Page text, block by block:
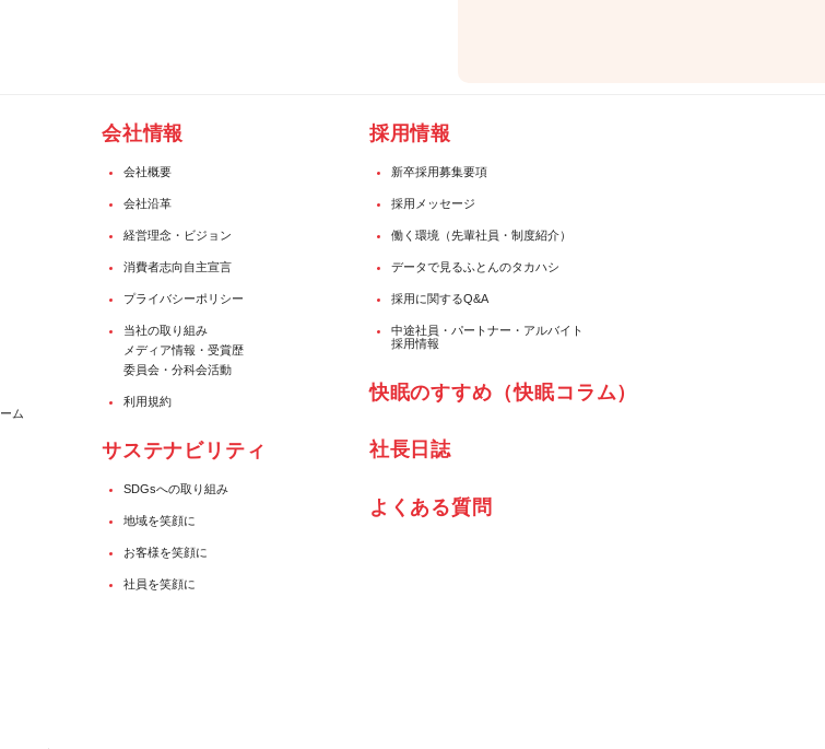
ム
会社情報
会社概要
会社沿革
経営理念・ビジョン
消費者志向自主宣言
プライバシーポリシー
当社の取り組み
メディア情報・受賞歴
委員会・分科会活動
利用規約
サステナビリティ
SDGsへの取り組み
地域を笑顔に
お客様を笑顔に
社員を笑顔に
採用情報
新卒採用募集要項
採用メッセージ
働く環境（先輩社員・制度紹介）
データで見るふとんのタカハシ
採用に関するQ&A
中途社員・パートナー・アルバイト
採用情報
快眠のすすめ（快眠コラム）
社⾧日誌
よくある質問